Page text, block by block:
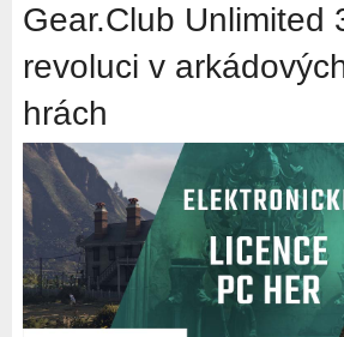
Gear.Club Unlimited
revoluci v
hrách